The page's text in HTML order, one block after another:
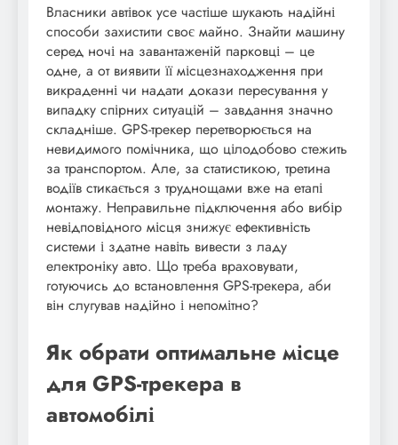
Власники автівок усе частіше шукають надійні
способи захистити своє майно. Знайти машину
серед ночі на завантаженій парковці – це
одне, а от виявити її місцезнаходження при
викраденні чи надати докази пересування у
випадку спірних ситуацій – завдання значно
складніше. GPS-трекер перетворюється на
невидимого помічника, що цілодобово стежить
за транспортом. Але, за статистикою, третина
водіїв стикається з труднощами вже на етапі
монтажу. Неправильне підключення або вибір
невідповідного місця знижує ефективність
системи і здатне навіть вивести з ладу
електроніку авто. Що треба враховувати,
готуючись до встановлення GPS-трекера, аби
він слугував надійно і непомітно?
Як обрати оптимальне місце
для GPS-трекера в
автомобілі